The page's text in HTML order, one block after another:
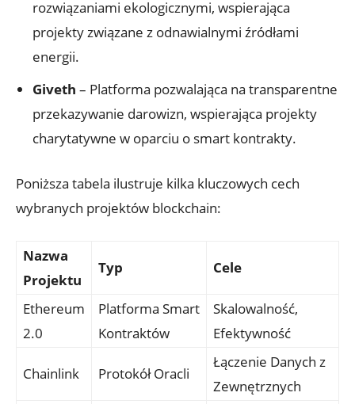
rozwiązaniami ekologicznymi, wspierająca
projekty ⁢związane z odnawialnymi źródłami
energii.
Giveth – Platforma pozwalająca na transparentne
‌przekazywanie darowizn, wspierająca projekty
charytatywne w oparciu o smart kontrakty.
Poniższa tabela ilustruje kilka kluczowych ‍cech
wybranych projektów blockchain:
Nazwa
Projektu
Typ Cele
Ethereum
⁣2.0
Platforma Smart
Kontraktów
Skalowalność,
Efektywność
Chainlink Protokół Oracli
Łączenie ‍Danych z
Zewnętrznych